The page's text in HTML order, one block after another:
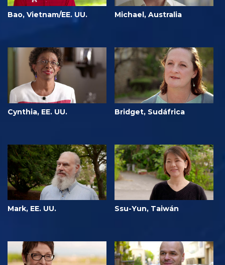
Bao, Vietnam/EE. UU. Michael, Australia
Cynthia, EE. UU. Bridget, Sudáfrica
Mark, EE. UU. Ssu-Yun, Taiwán